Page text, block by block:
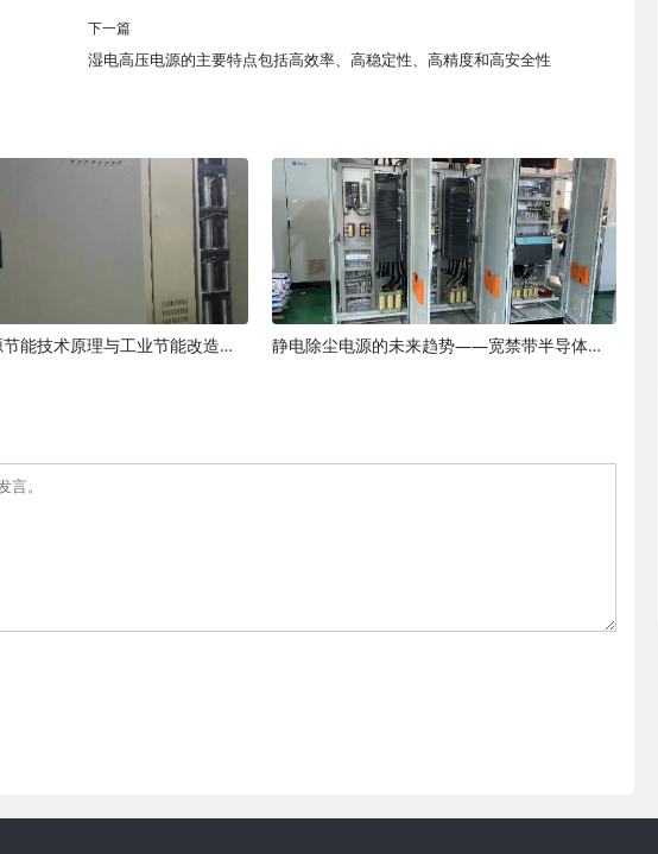
下一篇
湿电高压电源的主要特点包括高效率、高稳定性、高精度和高安全性
静电除尘电源节能技术原理与工业节能改造方案 静电除尘电源的未来趋势——宽禁带半导体、边缘计算与低碳化